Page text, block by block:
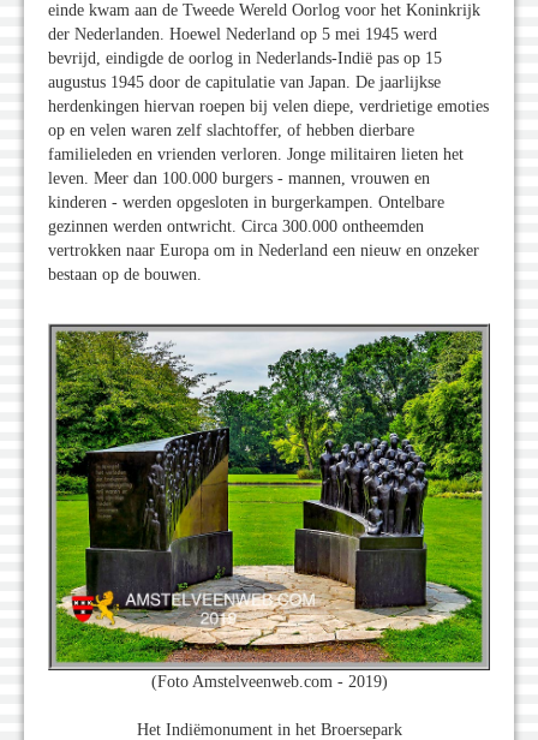
einde kwam aan de Tweede Wereld Oorlog voor het Koninkrijk
der Nederlanden. Hoewel Nederland op 5 mei 1945 werd
bevrijd, eindigde de oorlog in Nederlands-Indië pas op 15
augustus 1945 door de capitulatie van Japan. De jaarlijkse
herdenkingen hiervan roepen bij velen diepe, verdrietige emoties
op en velen waren zelf slachtoffer, of hebben dierbare
familieleden en vrienden verloren. Jonge militairen lieten het
leven. Meer dan 100.000 burgers - mannen, vrouwen en
kinderen - werden opgesloten in burgerkampen. Ontelbare
gezinnen werden ontwricht. Circa 300.000 ontheemden
vertrokken naar Europa om in Nederland een nieuw en onzeker
bestaan op de bouwen.
(Foto Amstelveenweb.com - 2019)
Het Indiëmonument in het Broersepark